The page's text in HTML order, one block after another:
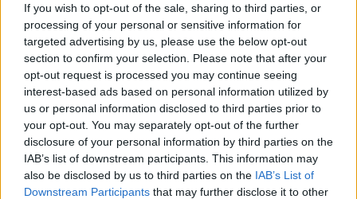
If you wish to opt-out of the sale, sharing to third parties, or
processing of your personal or sensitive information for
targeted advertising by us, please use the below opt-out
section to confirm your selection. Please note that after your
opt-out request is processed you may continue seeing
interest-based ads based on personal information utilized by
us or personal information disclosed to third parties prior to
your opt-out. You may separately opt-out of the further
disclosure of your personal information by third parties on the
IAB’s list of downstream participants. This information may
also be disclosed by us to third parties on the IAB’s List of
Downstream Participants that may further disclose it to other
https://www.petit-fichier.fr/2017/04/03/programme-d-
animations-avril-2017-ev26-1/
Copier
Partager le fichier Programme
d'animations avril 2017_EV26.pdf
sur le Web et les réseaux
sociaux: